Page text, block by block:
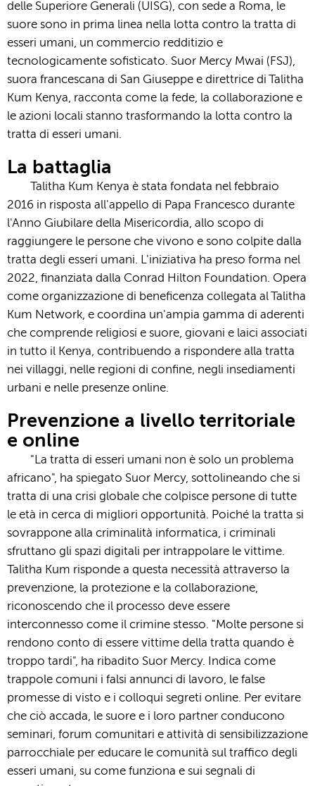
delle Superiore Generali (UISG), con sede a Roma, le
suore sono in prima linea nella lotta contro la tratta di
esseri umani, un commercio redditizio e
tecnologicamente sofisticato. Suor Mercy Mwai (FSJ),
suora francescana di San Giuseppe e direttrice di Talitha
Kum Kenya, racconta come la fede, la collaborazione e
le azioni locali stanno trasformando la lotta contro la
tratta di esseri umani.
La battaglia
Talitha Kum Kenya è stata fondata nel febbraio
2016 in risposta all'appello di Papa Francesco durante
l'Anno Giubilare della Misericordia, allo scopo di
raggiungere le persone che vivono e sono colpite dalla
tratta degli esseri umani. L'iniziativa ha preso forma nel
2022, finanziata dalla Conrad Hilton Foundation. Opera
come organizzazione di beneficenza collegata al Talitha
Kum Network, e coordina un'ampia gamma di aderenti
che comprende religiosi e suore, giovani e laici associati
in tutto il Kenya, contribuendo a rispondere alla tratta
nei villaggi, nelle regioni di confine, negli insediamenti
urbani e nelle presenze online.
Prevenzione a livello territoriale
e online
"La tratta di esseri umani non è solo un problema
africano", ha spiegato Suor Mercy, sottolineando che si
tratta di una crisi globale che colpisce persone di tutte
le età in cerca di migliori opportunità. Poiché la tratta si
sovrappone alla criminalità informatica, i criminali
sfruttano gli spazi digitali per intrappolare le vittime.
Talitha Kum risponde a questa necessità attraverso la
prevenzione, la protezione e la collaborazione,
riconoscendo che il processo deve essere
interconnesso come il crimine stesso. "Molte persone si
rendono conto di essere vittime della tratta quando è
troppo tardi", ha ribadito Suor Mercy. Indica come
trappole comuni i falsi annunci di lavoro, le false
promesse di visto e i colloqui segreti online. Per evitare
che ciò accada, le suore e i loro partner conducono
seminari, forum comunitari e attività di sensibilizzazione
parrocchiale per educare le comunità sul traffico degli
esseri umani, su come funziona e sui segnali di